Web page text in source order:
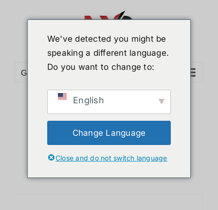
Go to...
Sort byDefault Order
Show12 Products
We've detected you might be
speaking a different language.
Do you want to change to:
English
Change Language
Close and do not switch language